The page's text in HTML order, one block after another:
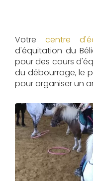
Votre centre
d'équitation du
pour des cours
du débourrage, le
pour organiser un